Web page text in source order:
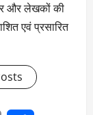
और लेखकों की
एवं प्रसारित